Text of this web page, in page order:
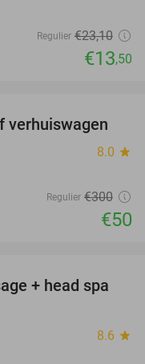
Regulier €23,10
€13,50
83%
verhuiswagen
8.0 star
Regulier €300
€50
46%
+ head spa
8.6 star